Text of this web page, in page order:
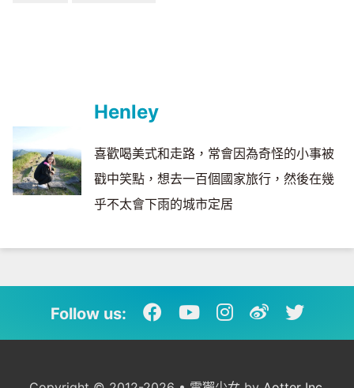
Henley
喜歡喝美式和走路，常會因為奇怪的小事被
戳中笑點，想去一百個國家旅行，然後在幾
乎不太會下雨的城市定居
Follow us: